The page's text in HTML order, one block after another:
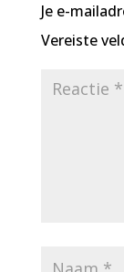
Je e-
Vereiste